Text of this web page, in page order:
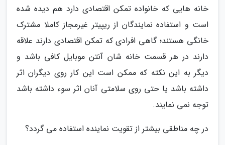
خانه هایی که خانواده تمکن اقتصادی دارد هم دیده شده
است و استفاده نمایندگان از ریپیتر غیرمجاز کاملا مشترک
خانگی هستند؛ گاهی افرادی که تمکن اقتصادی دارند علاقه
دارند در هر قسمت خانه شان آنتن موبایل کافی باشد و
دیگر به این نکته که ممکن است این کار روی دیگران اثر
داشته باشد یا حتی روی سلامتی آنان اثر سوء داشته باشد
توجه نمی نمایند.
در چه مناطقی بیشتر از تقویت نماینده استفاده می گردد؟